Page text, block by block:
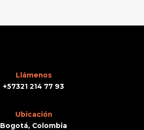
Llámenos
+57321 214 77 93
Ubicación
Bogotá, Colombia